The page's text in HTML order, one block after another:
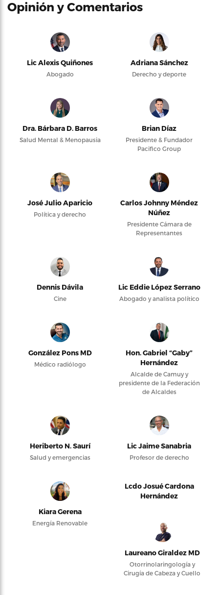
Opinión y Comentarios
Lic Alexis Quiñones
Abogado
Adriana Sánchez
Derecho y deporte
Dra. Bárbara D. Barros
Salud Mental & Menopausia
Brian Díaz
Presidente & Fundador
Pacifico Group
José Julio Aparicio
Política y derecho
Carlos Johnny Méndez
Núñez
Presidente Cámara de
Representantes
Dennis Dávila
Cine
Lic Eddie López Serrano
Abogado y analista político
González Pons MD
Médico radiólogo
Hon. Gabriel “Gaby”
Hernández
Alcalde de Camuy y
presidente de la Federación
de Alcaldes
Heriberto N. Saurí
Salud y emergencias
Lic Jaime Sanabria
Profesor de derecho
Kiara Gerena
Energía Renovable
Lcdo Josué Cardona
Hernández
Laureano Giraldez MD
Otorrinolaringología y
Cirugía de Cabeza y Cuello